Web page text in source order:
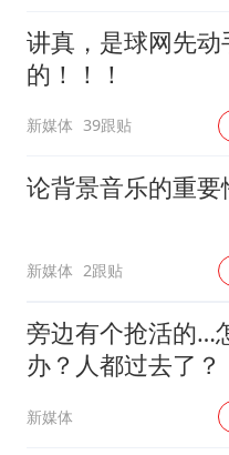
奋
讲真，是球网先动
的！！！
新媒体 39跟贴
论背景音乐的重要
新媒体 2跟贴
旁边有个抢活的…
办？人都过去了？
新媒体